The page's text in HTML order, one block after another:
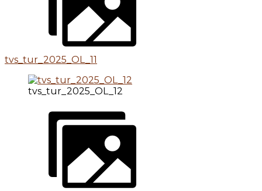
tvs_tur_2025_OL_11
tvs_tur_2025_OL_12